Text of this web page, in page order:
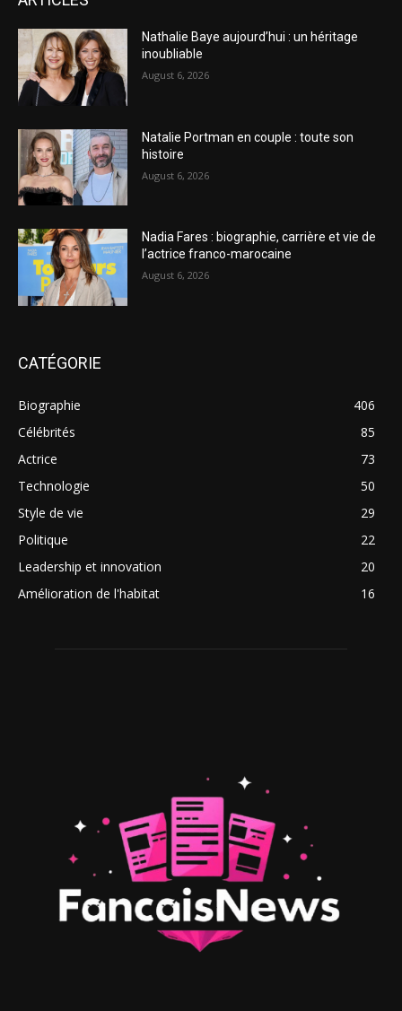
Nathalie Baye aujourd’hui : un héritage
inoubliable
August 6, 2026
Natalie Portman en couple : toute son
histoire
August 6, 2026
Nadia Fares : biographie, carrière et vie de
l’actrice franco-marocaine
August 6, 2026
CATÉGORIE
Biographie
406
Célébrités
85
Actrice
73
Technologie
50
Style de vie
29
Politique
22
Leadership et innovation
20
Amélioration de l'habitat
16